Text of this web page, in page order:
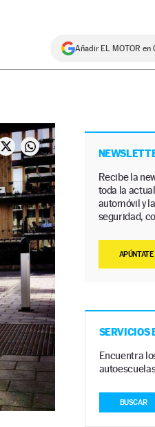
Añadir EL MOTOR en
Recibe la
toda la
automóvil y
seguridad,
APÚNTATE
SERVICIOS
Encuentra
BUSCAR